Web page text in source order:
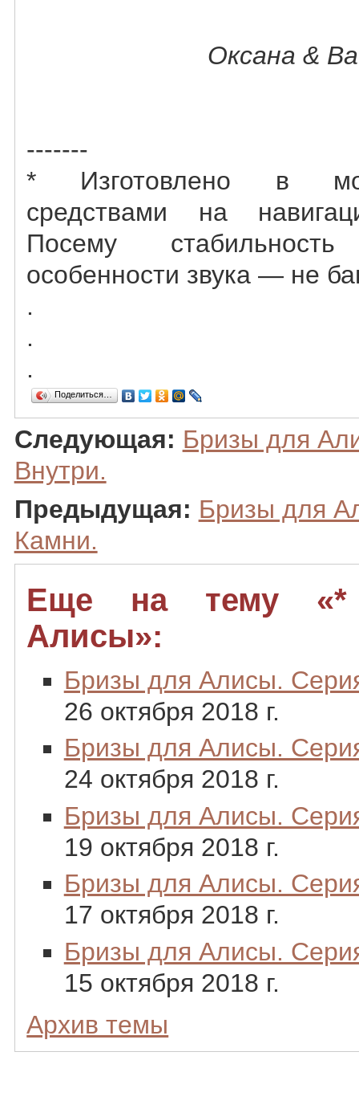
Оксана &
-------
* Изготовлено в
средствами на
Посему
особенности звука — не
.
.
.
Поделиться…
Следующая: Бризы для
Внутри.
Предыдущая: Бризы для
Камни.
Еще на тему
Алисы»:
Бризы для Алисы.
26 октября 2018 г.
Бризы для Алисы.
24 октября 2018 г.
Бризы для Алисы.
19 октября 2018 г.
Бризы для Алисы.
17 октября 2018 г.
Бризы для Алисы.
15 октября 2018 г.
Архив темы